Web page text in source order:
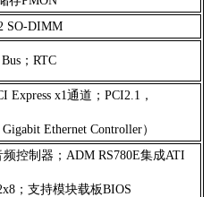
SO-DIMM
； RTC
Express x1通道； PCI2.1，
Ethernet Controller）
控制器； ADM RS780E集成ATI
； 支持模块载板BIOS